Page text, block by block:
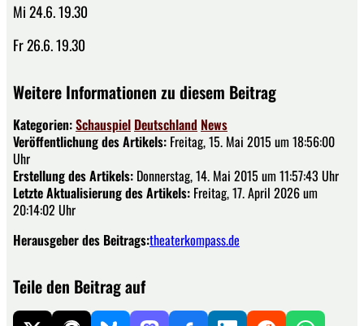
Mi 24.6. 19.30
Fr 26.6. 19.30
Weitere Informationen zu diesem Beitrag
Kategorien:Schauspiel Deutschland News
Veröffentlichung des Artikels: Freitag, 15. Mai 2015 um 18:56:00
Uhr
Erstellung des Artikels: Donnerstag, 14. Mai 2015 um 11:57:43 Uhr
Letzte Aktualisierung des Artikels: Freitag, 17. April 2026 um
20:14:02 Uhr
Herausgeber des Beitrags:theaterkompass.de
Teile den Beitrag auf